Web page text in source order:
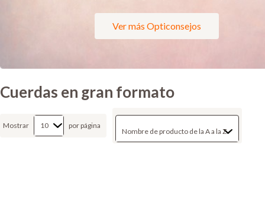
Ver más Opticonsejos
Cuerdas en gran formato
Mostrar por página